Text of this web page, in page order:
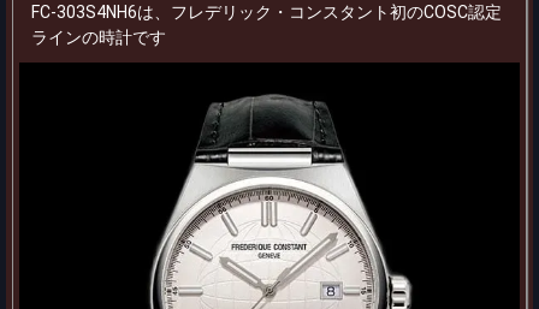
FC-303S4NH6は、フレデリック・コンスタント初のCOSC認定
ラインの時計です